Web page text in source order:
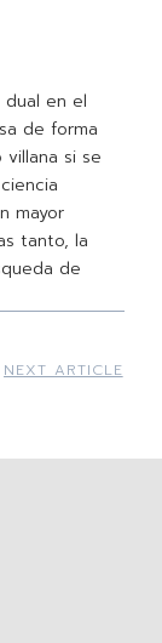
en el
de forma
si se
mayor
tanto, la
de
NEXT ARTICLE